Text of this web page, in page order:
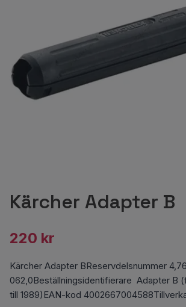
Kärcher Adapter B
220 kr
Kärcher Adapter BReservdelsnummer
062,0Beställningsidentifierare Adapter B
till 1989)EAN-kod